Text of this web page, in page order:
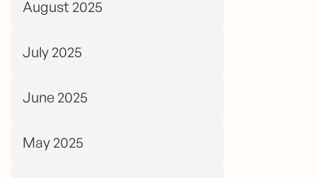
August 2025
July 2025
June 2025
May 2025